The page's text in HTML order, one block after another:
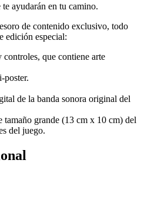
ayudarán en tu camino.
de contenido exclusivo, todo
edición especial:
que contiene arte
poster.
de la banda sonora original del
tamaño grande (13 cm x 10 cm) del
del juego.